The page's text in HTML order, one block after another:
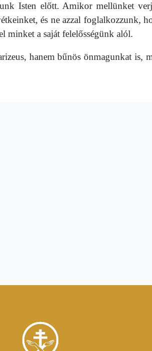
Isten előtt. Amikor mellünket
és ne azzal foglalkozzunk,
minket a saját felelősségünk alól.
hanem bűnös önmagunkat is,